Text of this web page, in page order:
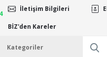
İletişim Bilgileri
BİZ'den Kareler